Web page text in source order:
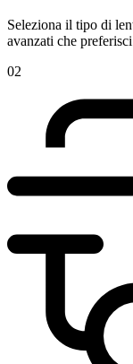
Seleziona il tipo di
avanzati che
02